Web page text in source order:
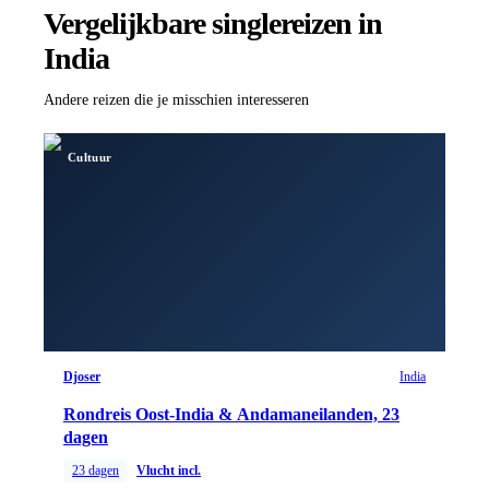
Vergelijkbare singlereizen in
India
Andere reizen die je misschien interesseren
Cultuur
Djoser India
Rondreis Oost-India & Andamaneilanden, 23
dagen
23 dagen Vlucht incl.